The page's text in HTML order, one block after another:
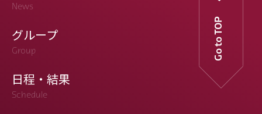
News
グループ
Group
日程・結果
Schedule
Go to TOP